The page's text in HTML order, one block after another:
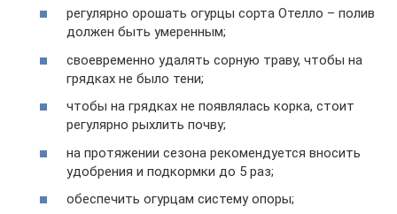
регулярно орошать огурцы сорта Отелло – полив
должен быть умеренным;
своевременно удалять сорную траву, чтобы на
грядках не было тени;
чтобы на грядках не появлялась корка, стоит
регулярно рыхлить почву;
на протяжении сезона рекомендуется вносить
удобрения и подкормки до 5 раз;
обеспечить огурцам систему опоры;